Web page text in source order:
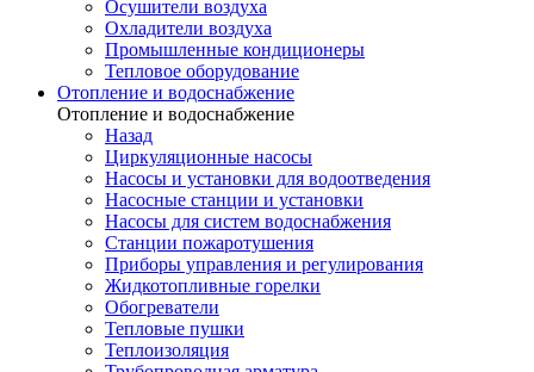
Осушители воздуха
Охладители воздуха
Промышленные кондиционеры
Тепловое оборудование
Отопление и водоснабжение
Отопление и водоснабжение
Назад
Циркуляционные насосы
Насосы и установки для водоотведения
Насосные станции и установки
Насосы для систем водоснабжения
Станции пожаротушения
Приборы управления и регулирования
Жидкотопливные горелки
Обогреватели
Тепловые пушки
Теплоизоляция